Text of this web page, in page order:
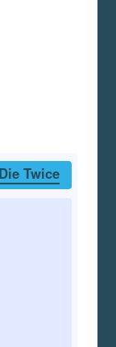
Twice